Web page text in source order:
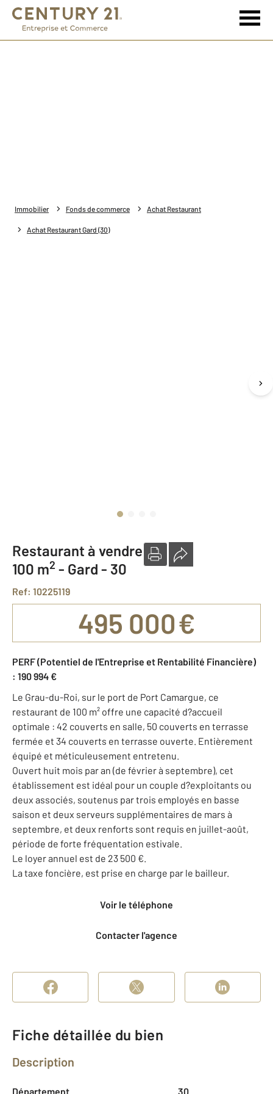
Immobilier Fonds de commerce Achat Restaurant
Achat Restaurant Gard (30)
Restaurant à vendre
100 m2 - Gard - 30
Ref: 10225119
495 000 €
PERF (Potentiel de l'Entreprise et Rentabilité Financière)
: 190 994 €
Le Grau-du-Roi, sur le port de Port Camargue, ce
restaurant de 100 m² offre une capacité d?accueil
optimale : 42 couverts en salle, 50 couverts en terrasse
fermée et 34 couverts en terrasse ouverte. Entièrement
équipé et méticuleusement entretenu.
Ouvert huit mois par an (de février à septembre), cet
établissement est idéal pour un couple d?exploitants ou
deux associés, soutenus par trois employés en basse
saison et deux serveurs supplémentaires de mars à
septembre, et deux renforts sont requis en juillet-août,
période de forte fréquentation estivale.
Le loyer annuel est de 23 500 €.
La taxe foncière, est prise en charge par le bailleur.
Voir le téléphone
Contacter l'agence
Fiche détaillée du bien
Description
Département 30